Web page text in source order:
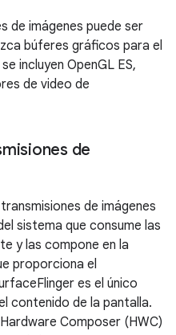
de imágenes puede ser
búferes gráficos para el
incluyen OpenGL ES,
de video de
de
de imágenes
sistema que consume las
y las compone en la
proporciona el
es el único
contenido de la pantalla.
Composer (HWC)